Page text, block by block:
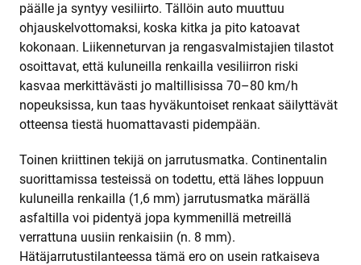
päälle ja syntyy vesiliirto. Tällöin auto muuttuu
ohjauskelvottomaksi, koska kitka ja pito katoavat
kokonaan. Liikenneturvan ja rengasvalmistajien tilastot
osoittavat, että kuluneilla renkailla vesiliirron riski
kasvaa merkittävästi jo maltillisissa 70–80 km/h
nopeuksissa, kun taas hyväkuntoiset renkaat säilyttävät
otteensa tiestä huomattavasti pidempään.
Toinen kriittinen tekijä on jarrutusmatka. Continentalin
suorittamissa testeissä on todettu, että lähes loppuun
kuluneilla renkailla (1,6 mm) jarrutusmatka märällä
asfaltilla voi pidentyä jopa kymmenillä metreillä
verrattuna uusiin renkaisiin (n. 8 mm).
Hätäjarrutustilanteessa tämä ero on usein ratkaiseva